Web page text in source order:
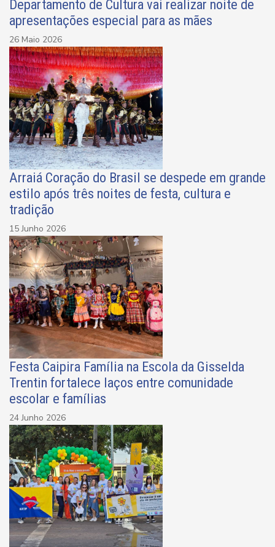
Departamento de Cultura vai realizar noite de
apresentações especial para as mães
26 Maio 2026
Arraiá Coração do Brasil se despede em grande
estilo após três noites de festa, cultura e
tradição
15 Junho 2026
Festa Caipira Família na Escola da Gisselda
Trentin fortalece laços entre comunidade
escolar e famílias
24 Junho 2026